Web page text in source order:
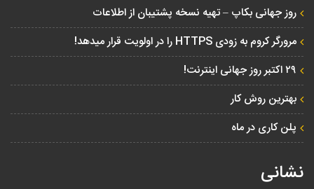
روز جهانی بکاپ – تهیه نسخه پشتیبان از اطلاعات
مرورگر کروم به زودی HTTPS را در اولویت قرار میدهد!
۲۹ اکتبر روز جهانی اینترنت!
بهترین روش کار
پلن کاری در ماه
نشانی